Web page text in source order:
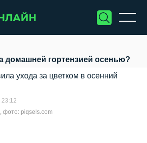
домашней гортензией осенью?
ухода за цветком в осенний
23:12
фото: piqsels.com